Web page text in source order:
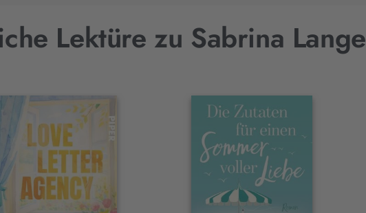
Lektüre zu Sabrina Lange